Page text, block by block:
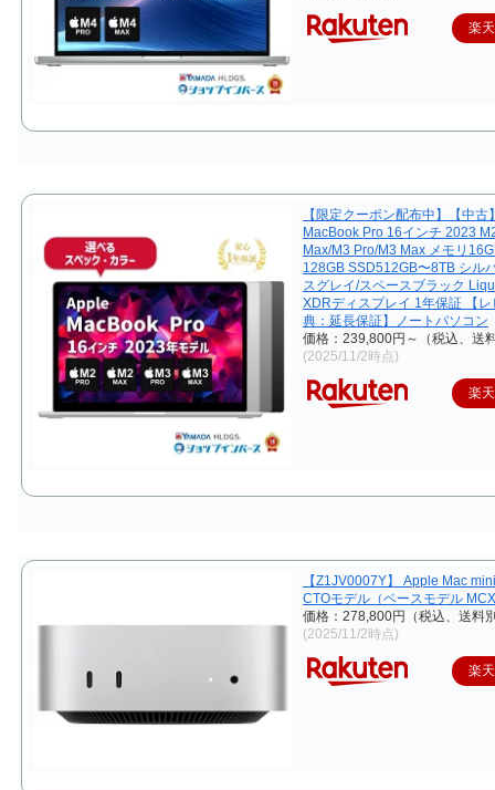
楽
【限定クーポン配布中】【中古
MacBook Pro 16インチ 2023
Max/M3 Pro/M3 Max メモリ
128GB SSD512GB〜8TB シル
スグレイ/スペースブラック
XDRディスプレイ 1年保証 【レ
典：延長保証】ノートパソコン
価格：239,800円～（税込、送
(2025/11/2時点)
楽
【Z1JV0007Y】 Apple Mac
CTOモデル（ベースモデル
価格：278,800円（税込、送料
(2025/11/2時点)
楽